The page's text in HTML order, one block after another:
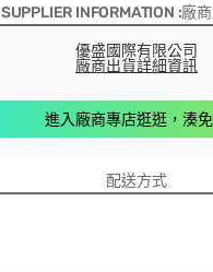
SUPPLIER INFORMATION :廠
優盛國際有限公司
廠商出貨詳細資訊
進入廠商專店逛逛，湊
配送方式